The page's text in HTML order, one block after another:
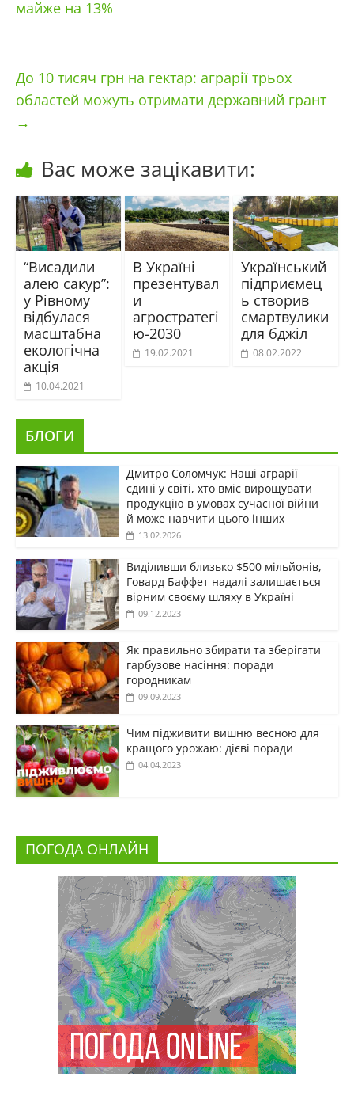
майже на 13%
До 10 тисяч грн на гектар: аграрії трьох
областей можуть отримати державний грант
→
Вас може зацікавити:
“Висадили
алею сакур”:
у Рівному
відбулася
масштабна
екологічна
акція
10.04.2021
В Україні
презентувал
и
агростратегі
ю-2030
19.02.2021
Український
підприємец
ь створив
смартвулики
для бджіл
08.02.2022
БЛОГИ
Дмитро Соломчук: Наші аграрії
єдині у світі, хто вміє вирощувати
продукцію в умовах сучасної війни
й може навчити цього інших
13.02.2026
Виділивши близько $500 мільйонів,
Говард Баффет надалі залишається
вірним своєму шляху в Україні
09.12.2023
Як правильно збирати та зберігати
гарбузове насіння: поради
городникам
09.09.2023
Чим підживити вишню весною для
кращого урожаю: дієві поради
04.04.2023
ПОГОДА ОНЛАЙН